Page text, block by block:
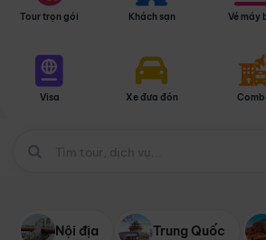
Tour trọn gói Khách sạn Vé máy
Visa Xe đưa đón
Nội địa Trung Quốc